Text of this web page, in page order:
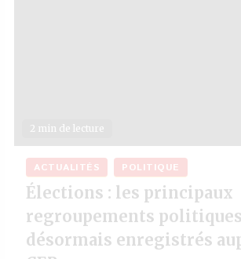
2 min de lecture
ACTUALITÉS POLITIQUE
Élections : les principaux
regroupements politiques
désormais enregistrés